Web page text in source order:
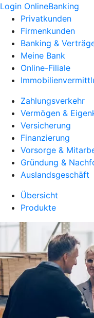
Login OnlineBanking
Privatkunden
Firmenkunden
Banking &
Meine Bank
Online-Filiale
Zahlungsverkehr
Vermögen &
Versicherung
Finanzierung
Vorsorge &
Gründung &
Auslandsgeschäft
Übersicht
Produkte